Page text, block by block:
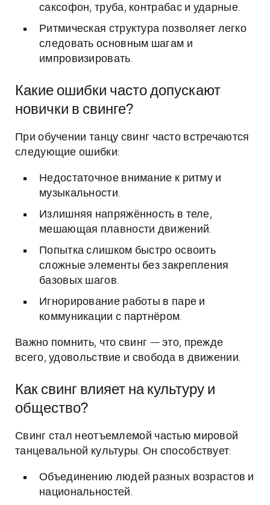
саксофон, труба, контрабас и ударные.
Ритмическая структура позволяет легко
следовать основным шагам и
импровизировать.
Какие ошибки часто допускают
новички в свинге?
При обучении танцу свинг часто встречаются
следующие ошибки:
Недостаточное внимание к ритму и
музыкальности.
Излишняя напряжённость в теле,
мешающая плавности движений.
Попытка слишком быстро освоить
сложные элементы без закрепления
базовых шагов.
Игнорирование работы в паре и
коммуникации с партнёром.
Важно помнить, что свинг — это, прежде
всего, удовольствие и свобода в движении.
Как свинг влияет на культуру и
общество?
Свинг стал неотъемлемой частью мировой
танцевальной культуры. Он способствует:
Объединению людей разных возрастов и
национальностей.